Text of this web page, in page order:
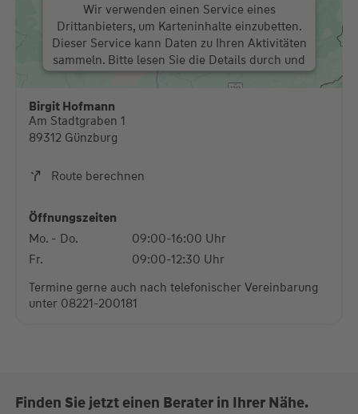
Wir verwenden einen Service eines
Drittanbieters, um Karteninhalte einzubetten.
Dieser Service kann Daten zu Ihren Aktivitäten
sammeln. Bitte lesen Sie die Details durch und
stimmen Sie der Nutzung des Service zu, um
diese Karte anzuzeigen.
Birgit Hofmann
Am Stadtgraben 1
89312 Günzburg
Route berechnen
Öffnungszeiten
Mo. - Do.
09:00-16:00 Uhr
Fr.
09:00-12:30 Uhr
Termine gerne auch nach telefonischer Vereinbarung
unter 08221-200181
Finden Sie jetzt einen Berater in Ihrer Nähe.